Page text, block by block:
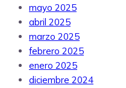
mayo 2025
abril 2025
marzo 2025
febrero 2025
enero 2025
diciembre 2024